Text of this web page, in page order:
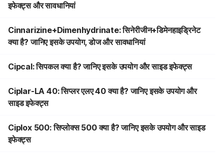
इफेक्ट्स और सावधानियां
Cinnarizine+Dimenhydrinate: सिनेरीजीन+डिमेनहाइड्रिनेट
क्या है? जानिए इसके उपयोग, डोज और सावधानियां
Cipcal: सिपकल क्या है? जानिए इसके उपयोग और साइड इफेक्ट्स
Ciplar-LA 40: सिप्लर एलए 40 क्या है? जानिए इसके उपयोग और
साइड इफेक्ट्स
Ciplox 500: सिप्लोक्स 500 क्या है? जानिए इसके उपयोग और साइड
इफेक्ट्स